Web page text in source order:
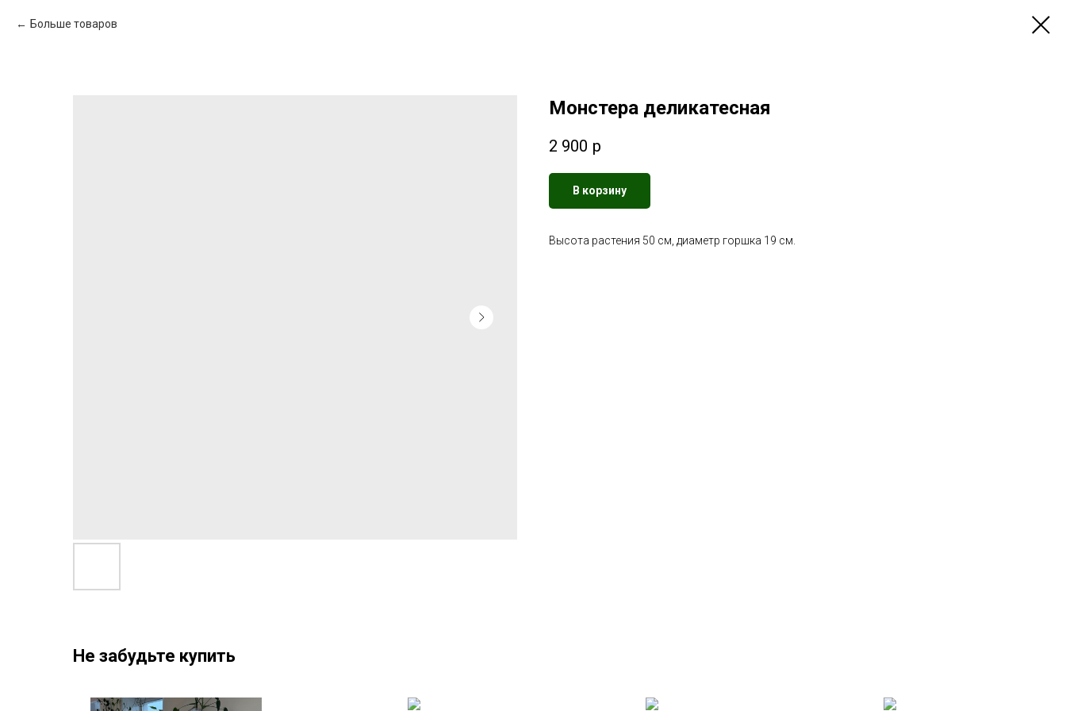
Больше товаров
Монстера деликатесная
2 900 р
В корзину
Высота растения 50 см, диаметр горшка 19 см.
Не забудьте купить